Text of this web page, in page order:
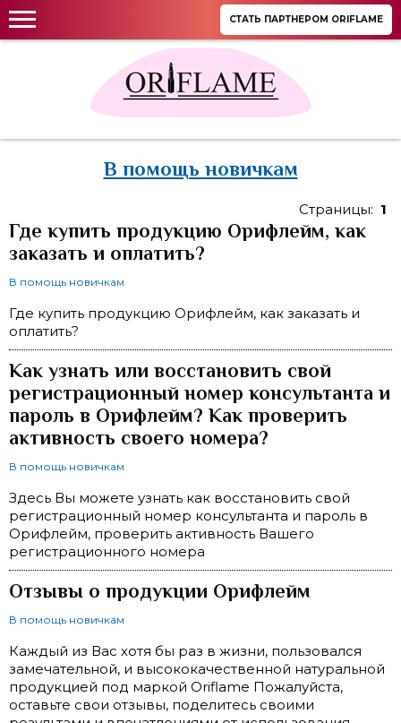
СТАТЬ ПАРТНЕРОМ ORIFLAME
В помощь новичкам
Страницы: 1
Где купить продукцию Орифлейм, как
заказать и оплатить?
В помощь новичкам
Где купить продукцию Орифлейм, как заказать и
оплатить?
Как узнать или восстановить свой
регистрационный номер консультанта и
пароль в Орифлейм? Как проверить
активность своего номера?
В помощь новичкам
Здесь Вы можете узнать как восстановить свой
регистрационный номер консультанта и пароль в
Орифлейм, проверить активность Вашего
регистрационного номера
Отзывы о продукции Орифлейм
В помощь новичкам
Каждый из Вас хотя бы раз в жизни, пользовался
замечательной, и высококачественной натуральной
продукцией под маркой Oriflame Пожалуйста,
оставьте свои отзывы, поделитесь своими